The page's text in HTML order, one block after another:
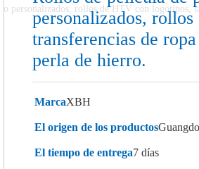
personalizados, rollos de HTV con logotipos,
personalizados,
transferencias de
perla de hierro.
MarcaXBH
El origen de los productos
El tiempo de entrega7 días